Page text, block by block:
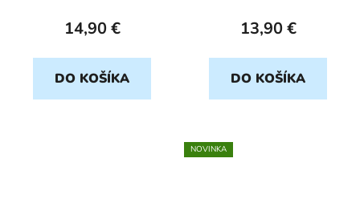
14,90 €
DO KOŠÍKA
13,90 €
DO KOŠÍKA
NOVINKA